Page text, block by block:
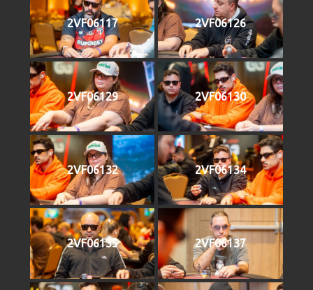
2VF06117 2VF06126
2VF06129 2VF06130
2VF06132 2VF06134
2VF06135 2VF06137